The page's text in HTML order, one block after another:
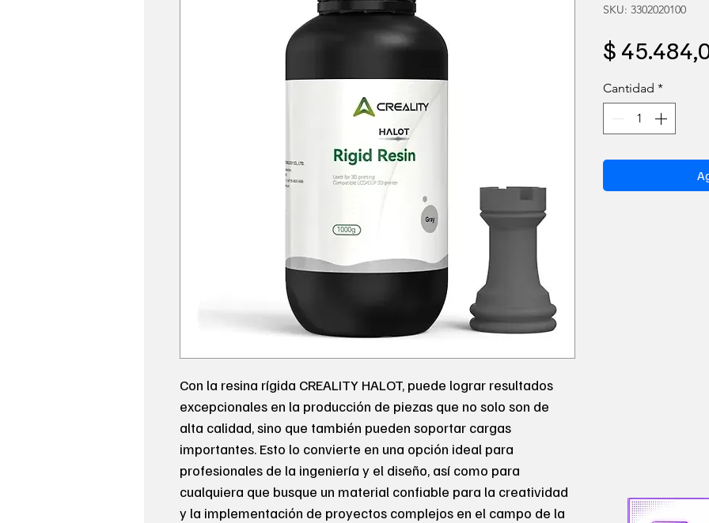
Con la resina rígida CREALITY HALOT, puede lograr resultados
excepcionales en la producción de piezas que no solo son de
alta calidad, sino que también pueden soportar cargas
importantes. Esto lo convierte en una opción ideal para
profesionales de la ingeniería y el diseño, así como para
cualquiera que busque un material confiable para la creatividad
y la implementación de proyectos complejos en el campo de la
SKU: 3302020100
$
Cantidad *